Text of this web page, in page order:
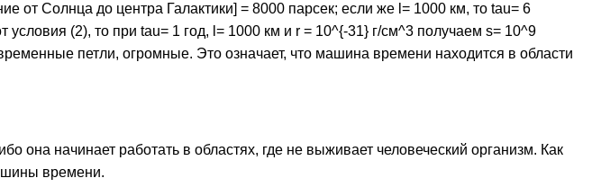
от Солнца до центра Галактики] = 8000 парсек; если же l= 1000 км, то tau= 6
условия (2), то при tau= 1 год, l= 1000 км и r = 10^{-31} г/см^3 получаем s= 10^9
петли, огромные. Это означает, что машина времени находится в области
она начинает работать в областях, где не выживает человеческий организм. Как
времени.